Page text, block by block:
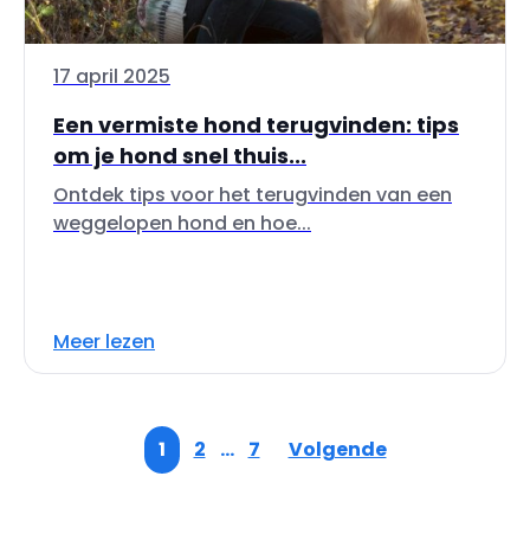
17 april 2025
Een vermiste hond terugvinden: tips
om je hond snel thuis...
Ontdek tips voor het terugvinden van een
weggelopen hond en hoe...
Meer lezen
1 2 … 7 Volgende